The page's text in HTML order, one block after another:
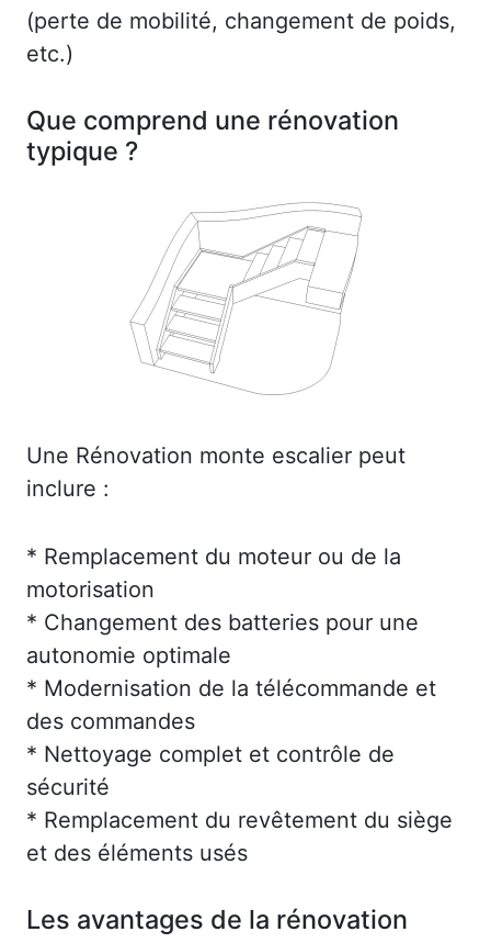
(perte de mobilité, changement de poids,
etc.)
Que comprend une rénovation
typique ?
Une Rénovation monte escalier peut
inclure :
* Remplacement du moteur ou de la
motorisation
* Changement des batteries pour une
autonomie optimale
* Modernisation de la télécommande et
des commandes
* Nettoyage complet et contrôle de
sécurité
* Remplacement du revêtement du siège
et des éléments usés
Les avantages de la rénovation